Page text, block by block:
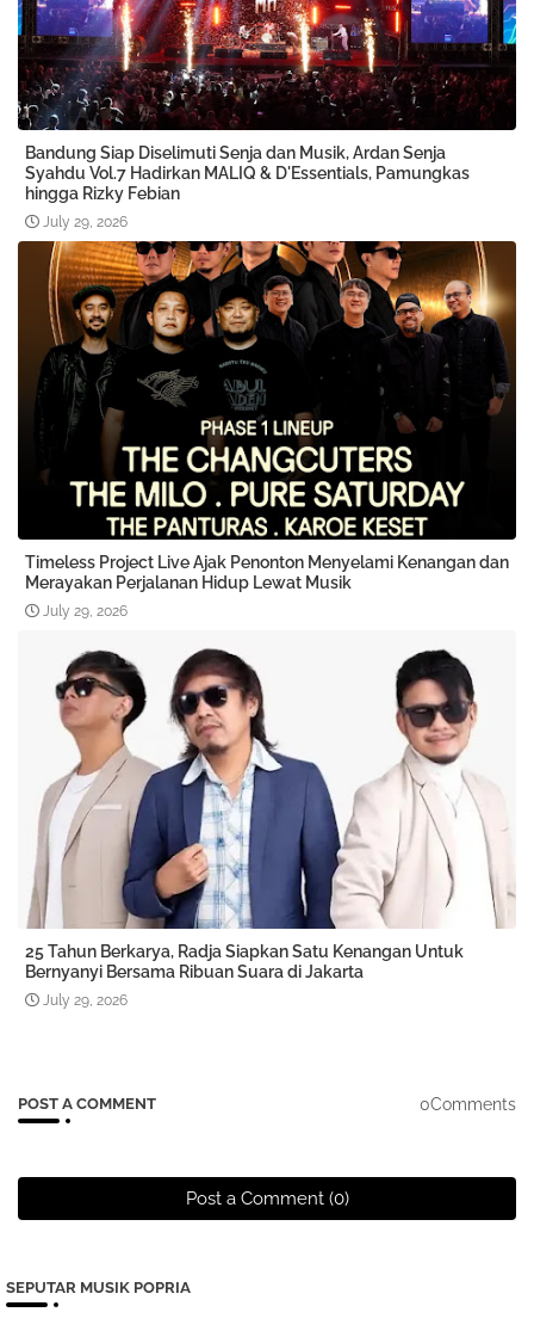
Bandung Siap Diselimuti Senja dan Musik, Ardan Senja
Syahdu Vol.7 Hadirkan MALIQ & D'Essentials, Pamungkas
hingga Rizky Febian
July 29, 2026
Timeless Project Live Ajak Penonton Menyelami Kenangan dan
Merayakan Perjalanan Hidup Lewat Musik
July 29, 2026
25 Tahun Berkarya, Radja Siapkan Satu Kenangan Untuk
Bernyanyi Bersama Ribuan Suara di Jakarta
July 29, 2026
POST A COMMENT 0Comments
Post a Comment (0)
SEPUTAR MUSIK POPRIA